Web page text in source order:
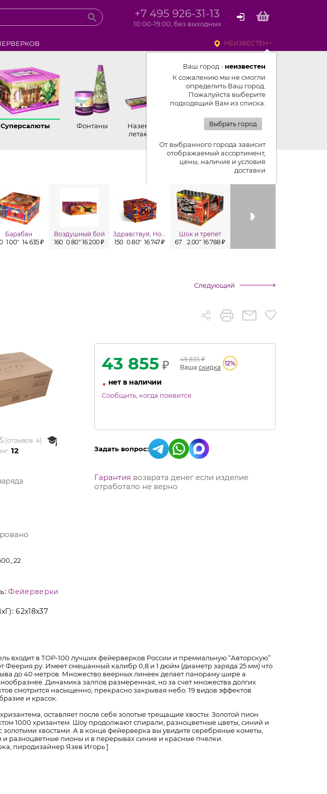
+7 495 926-31-13
10:00-19:00, без выходных
НЕИЗВЕСТЕН
Ваш город - неизвестен
К сожалению мы не смогли
определить Ваш город.
Пожалуйста выберите
подходящий Вам из списка.
Выбрать город
От выбранного города зависит
отображаемый ассортимент,
цены, наличие и условия
доставки
Суперсалюты Фонтаны
Наземные,
летающие
Петарды
Показывать ленту изделий
Барабан
1.00" 14 635 ₽
Воздушный бой
160 0.80" 16 200 ₽
Здравствуй, Новый год!
150 0.80" 16 747 ₽
Шок и трепет
67
2.00" 16 788 ₽
Следующий
5 (отзывов: 4)
12
Фейерверки
62x18x37
43 855 ₽ 49 835₽
Ваша скидка
12%
• нет в наличии
Сообщить, когда появится
Задать вопрос:
Гарантия возврата денег если изделие
отработало не верно
входит в ТОР-100 лучших фейерверков России и премиальную “Авторскую”
Феерия.ру. Имеет смешанный калибр 0,8 и 1 дюйм (диаметр заряда 25 мм) что
до 40 метров. Множество веерных линеек делает панораму шире а
Динамика залпов размеренная, но за счет множества долгих
смотрится насыщенно, прекрасно закрывая небо. 19 видов эффектов
и красок.
оставляет после себя золотые трещащие хвосты. Золотой пион
1000 хризантем. Шоу продолжают спирали, разноцветные цветы, синий и
хвостами. А в конце фейерверка вы увидите серебряные кометы,
и разноцветные пионы и в перерывах синие и красные пчелки.
пиродизайнер Язев Игорь ]